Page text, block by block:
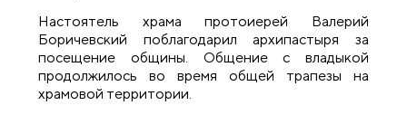
Настоятель храма протоиерей Валерий
Боричевский поблагодарил архипастыря за
посещение общины. Общение с владыкой
продолжилось во время общей трапезы на
храмовой территории.